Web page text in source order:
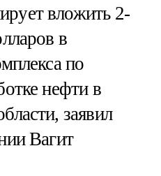
вложить 2-
в
по
нефти в
заявил
Вагит